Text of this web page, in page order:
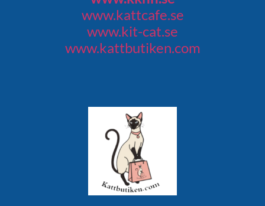
www.kattcafe.se
www.kit-cat.se
www.kattbutiken.com